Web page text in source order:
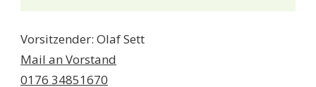
Vorsitzender: Olaf Sett
Mail an Vorstand
0176 34851670